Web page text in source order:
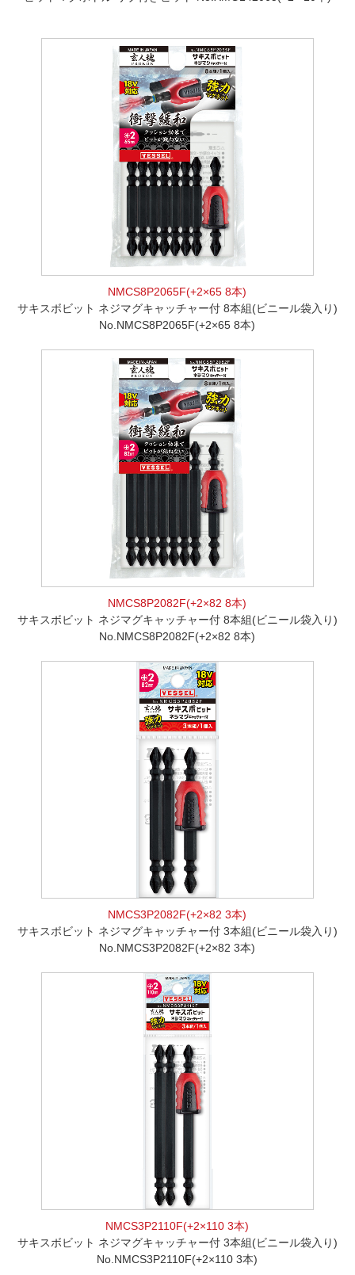
NMCS8P2065F(+2×65 8本)
サキスボビット ネジマグキャッチャー付 8本組(ビニール袋入り)
No.NMCS8P2065F(+2×65 8本)
NMCS8P2082F(+2×82 8本)
サキスボビット ネジマグキャッチャー付 8本組(ビニール袋入り)
No.NMCS8P2082F(+2×82 8本)
NMCS3P2082F(+2×82 3本)
サキスボビット ネジマグキャッチャー付 3本組(ビニール袋入り)
No.NMCS3P2082F(+2×82 3本)
NMCS3P2110F(+2×110 3本)
サキスボビット ネジマグキャッチャー付 3本組(ビニール袋入り)
No.NMCS3P2110F(+2×110 3本)